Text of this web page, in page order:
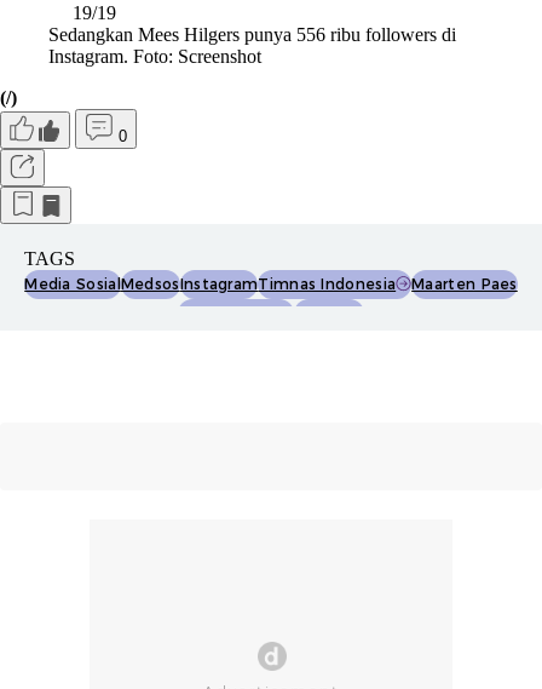
19/19
Sedangkan Mees Hilgers punya 556 ribu followers di
Instagram. Foto: Screenshot
(/)
0
TAGS
Media SosialMedsosInstagramTimnas Indonesia
Maarten Paes